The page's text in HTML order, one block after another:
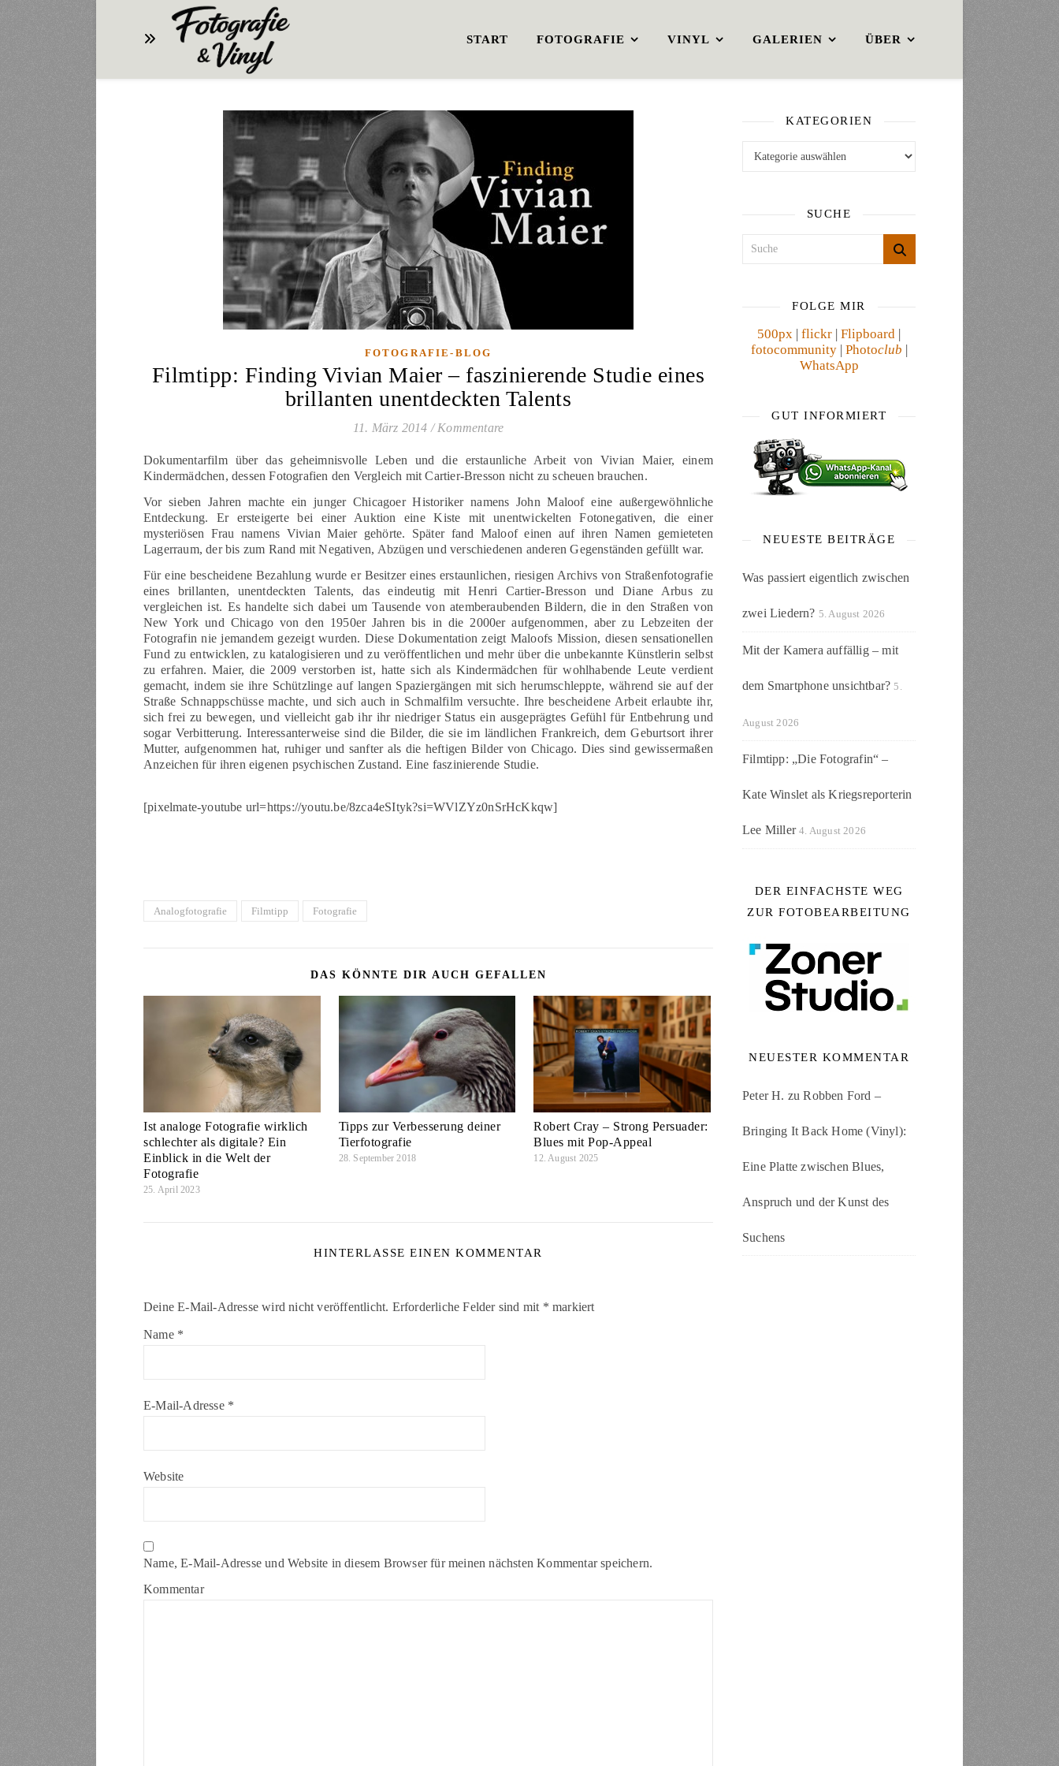
START FOTOGRAFIE VINYL GALERIEN ÜBER
FOTOGRAFIE-BLOG
Filmtipp: Finding Vivian Maier – faszinierende Studie eines
brillanten unentdeckten Talents
11. März 2014 / Kommentare
Dokumentarfilm über das geheimnisvolle Leben und die erstaunliche Arbeit von Vivian Maier, einem
Kindermädchen, dessen Fotografien den Vergleich mit Cartier-Bresson nicht zu scheuen brauchen.
Vor sieben Jahren machte ein junger Chicagoer Historiker namens John Maloof eine außergewöhnliche
Entdeckung. Er ersteigerte bei einer Auktion eine Kiste mit unentwickelten Fotonegativen, die einer
mysteriösen Frau namens Vivian Maier gehörte. Später fand Maloof einen auf ihren Namen gemieteten
Lagerraum, der bis zum Rand mit Negativen, Abzügen und verschiedenen anderen Gegenständen gefüllt war.
Für eine bescheidene Bezahlung wurde er Besitzer eines erstaunlichen, riesigen Archivs von Straßenfotografie
eines brillanten, unentdeckten Talents, das eindeutig mit Henri Cartier-Bresson und Diane Arbus zu
vergleichen ist. Es handelte sich dabei um Tausende von atemberaubenden Bildern, die in den Straßen von
New York und Chicago von den 1950er Jahren bis in die 2000er aufgenommen, aber zu Lebzeiten der
Fotografin nie jemandem gezeigt wurden. Diese Dokumentation zeigt Maloofs Mission, diesen sensationellen
Fund zu entwicklen, zu katalogisieren und zu veröffentlichen und mehr über die unbekannte Künstlerin selbst
zu erfahren. Maier, die 2009 verstorben ist, hatte sich als Kindermädchen für wohlhabende Leute verdient
gemacht, indem sie ihre Schützlinge auf langen Spaziergängen mit sich herumschleppte, während sie auf der
Straße Schnappschüsse machte, und sich auch in Schmalfilm versuchte. Ihre bescheidene Arbeit erlaubte ihr,
sich frei zu bewegen, und vielleicht gab ihr ihr niedriger Status ein ausgeprägtes Gefühl für Entbehrung und
sogar Verbitterung. Interessanterweise sind die Bilder, die sie im ländlichen Frankreich, dem Geburtsort ihrer
Mutter, aufgenommen hat, ruhiger und sanfter als die heftigen Bilder von Chicago. Dies sind gewissermaßen
Anzeichen für ihren eigenen psychischen Zustand. Eine faszinierende Studie.
[pixelmate-youtube url=https://youtu.be/8zca4eSItyk?si=WVlZYz0nSrHcKkqw]
Analogfotografie Filmtipp Fotografie
DAS KÖNNTE DIR AUCH GEFALLEN
Ist analoge Fotografie wirklich
schlechter als digitale? Ein
Einblick in die Welt der
Fotografie
25. April 2023
Tipps zur Verbesserung deiner
Tierfotografie
28. September 2018
Robert Cray – Strong Persuader:
Blues mit Pop-Appeal
12. August 2025
HINTERLASSE EINEN KOMMENTAR
Deine E-Mail-Adresse wird nicht veröffentlicht. Erforderliche Felder sind mit * markiert
Name *
E-Mail-Adresse *
Website
Name, E-Mail-Adresse und Website in diesem Browser für meinen nächsten Kommentar speichern.
Kommentar
KATEGORIEN
SUCHE
FOLGE MIR
500px | flickr | Flipboard |
fotocommunity| Photoclub |
WhatsApp
GUT INFORMIERT
NEUESTE BEITRÄGE
Was passiert eigentlich zwischen
zwei Liedern? 5. August 2026
Mit der Kamera auffällig – mit
dem Smartphone unsichtbar? 5.
August 2026
Filmtipp: „Die Fotografin“ –
Kate Winslet als Kriegsreporterin
Lee Miller 4. August 2026
DER EINFACHSTE WEG
ZUR FOTOBEARBEITUNG
NEUESTER KOMMENTAR
Peter H. zuRobben Ford –
Bringing It Back Home (Vinyl):
Eine Platte zwischen Blues,
Anspruch und der Kunst des
Suchens